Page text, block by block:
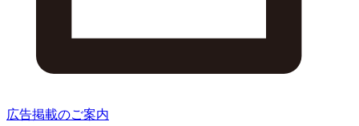
広告掲載のご案内